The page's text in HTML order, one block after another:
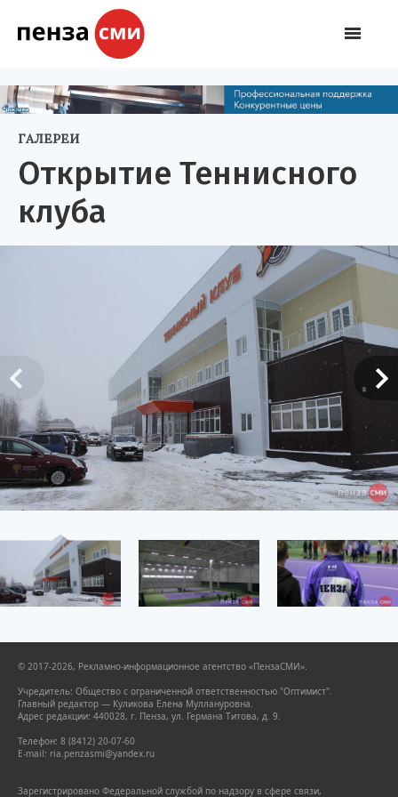
ГАЛЕРЕИ
Открытие Теннисного
клуба
© 2017-2026, Рекламно-информационное агентство «ПензаСМИ».
Учредитель: Общество с ограниченной ответственностью "Оптимист".
Главный редактор — Куликова Елена Муллануровна.
Адрес редакции: 440028, г. Пенза, ул. Германа Титова, д. 9.
Телефон: 8 (8412) 20-07-60
E-mail: ria.penzasmi@yandex.ru
Зарегистрировано Федеральной службой по надзору в сфере связи,